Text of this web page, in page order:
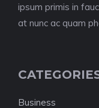
ipsum primis in
at nunc ac quam
Business